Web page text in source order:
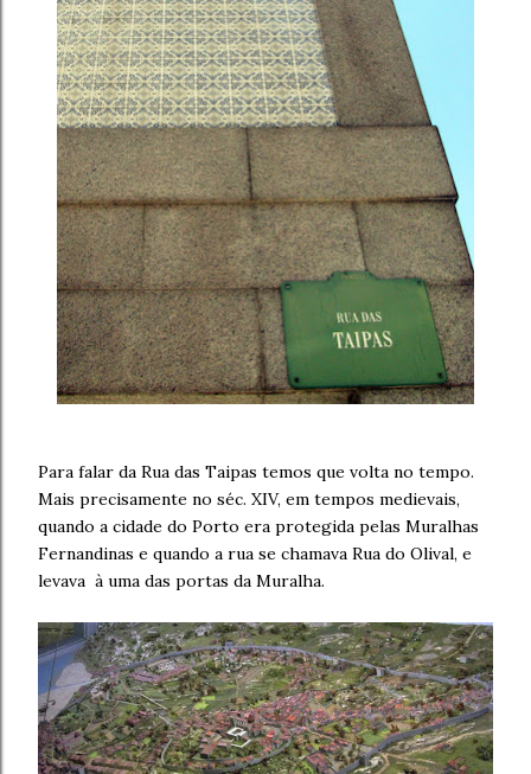
Para falar da Rua das Taipas temos que volta no tempo.
Mais precisamente no séc. XIV, em tempos medievais,
quando a cidade do Porto era protegida pelas Muralhas
Fernandinas e quando a rua se chamava Rua do Olival, e
levava à uma das portas da Muralha.